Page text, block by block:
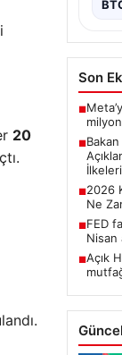
20
Son
■
■
■2026
Ne
■FED
Nisan
■Açık
Güncel